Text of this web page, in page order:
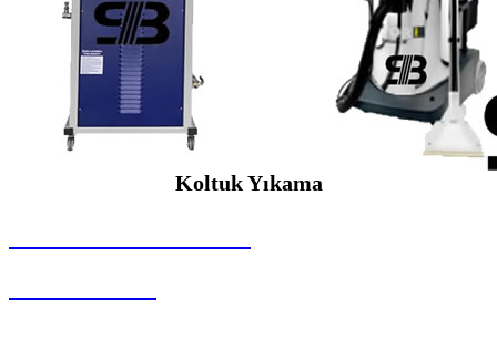
Koltuk Yıkama